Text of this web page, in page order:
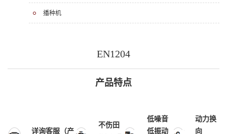
播种机
EN1204
产品特点
详询客服（产
不伤田
低噪音
低振动
动力换
向